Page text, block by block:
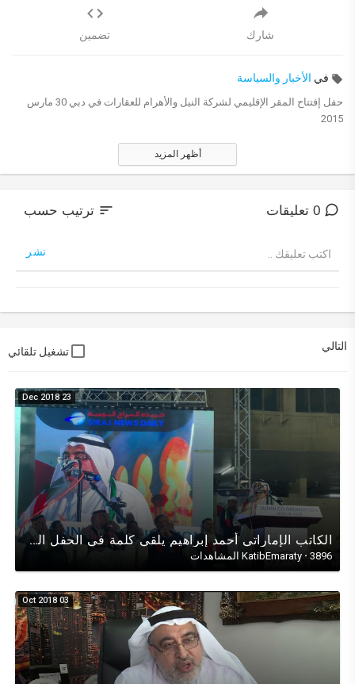
شارك تضمين
في الأخبار والسياسة
حفل إفتتاح المقر الإقليمي لشركة النيل واﻷهرام للعقارات في دبي 30 مارس
2015
أظهر المزيد
sort ترتيب حسب
نشر
التالي تشغيل تلقائي
23 Dec 2018
الكاتب الإماراتي أحمد إبراهيم يلقي كلمة في الحفل السنوي عن اليوم الوطني الإماراتي47/ نوفمبر 2018
KatibEmaraty · 3896 المشاهدات
03 Oct 2018